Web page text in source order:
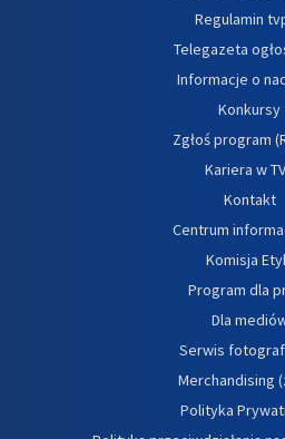
Regulamin
Telegazeta
Informacje o
Konkursy
Zgłoś program
Kariera w
Kontakt
Centrum
Komisja
Program dla
Dla
Serwis
Merchandising
Polityka